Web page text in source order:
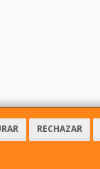
RECHAZAR